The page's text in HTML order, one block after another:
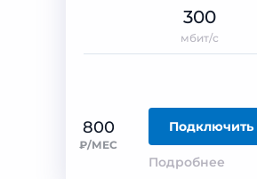
800
₽/МЕС
Подключить
Подробнее
300
мбит/с